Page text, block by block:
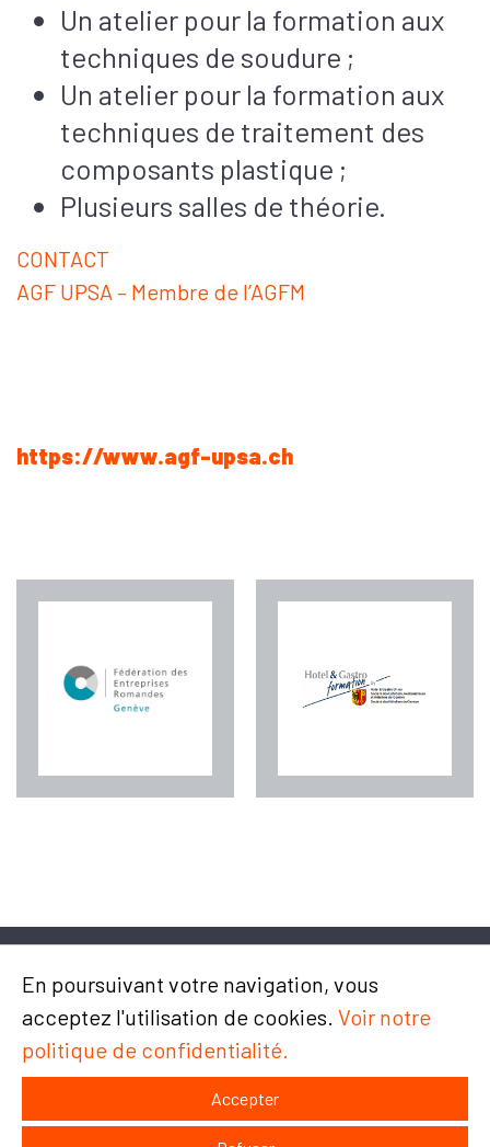
Un atelier pour la formation aux
techniques de soudure ;
Un atelier pour la formation aux
techniques de traitement des
composants plastique ;
Plusieurs salles de théorie.
CONTACT
AGF UPSA – Membre de l’AGFM
https://www.agf-upsa.ch
Chemin du Champ-des-Filles 4/6
1228 Plan-les-Ouates
En poursuivant votre navigation, vous
acceptez l'utilisation de cookies. Voir notre
politique de confidentialité.
Accepter